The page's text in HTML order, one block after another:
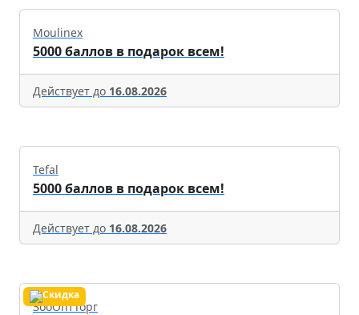
Moulinex
5000 баллов в подарок всем!
Действует до 16.08.2026
Tefal
5000 баллов в подарок всем!
Действует до 16.08.2026
ЗооОптТорг